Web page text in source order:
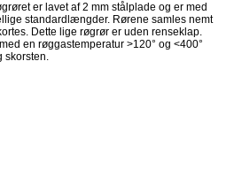
er lavet af 2 mm stålplade og er med
standardlængder. Rørene samles nemt
Dette lige røgrør er uden renseklap.
en røggastemperatur >120° og <400°
skorsten.